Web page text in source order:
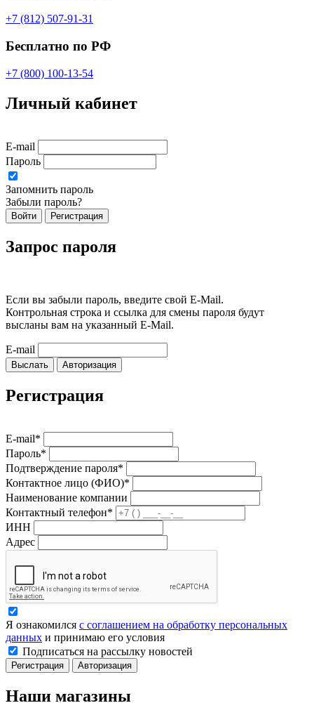
+7 (812) 507-91-31
Бесплатно по РФ
+7 (800) 100-13-54
Личный кабинет
E-mail
Пароль
Запомнить пароль
Забыли пароль?
Войти Регистрация
Запрос пароля
Если вы забыли пароль, введите свой E-Mail.
Контрольная строка и ссылка для смены пароля будут
высланы вам на указанный E-Mail.
E-mail
Выслать Авторизация
Регистрация
E-mail*
Пароль*
Подтверждение пароля*
Контактное лицо (ФИО)*
Наименование компании
Контактный телефон*
ИНН
Адрес
Я ознакомился с соглашением на обработку персональных
данных и принимаю его условия
Подписаться на рассылку новостей
Регистрация Авторизация
Наши магазины